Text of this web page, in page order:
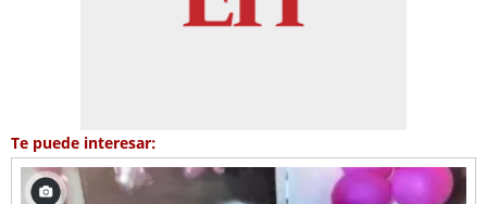
Te puede interesar: